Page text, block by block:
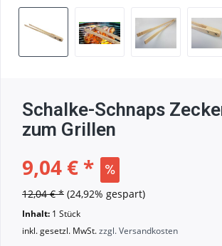
Schalke-Schnaps
zum Grillen
9,04 € *
12,04 € * (24,92% gespart)
Inhalt: 1 Stück
inkl. gesetzl. MwSt.zzgl. Versandkosten